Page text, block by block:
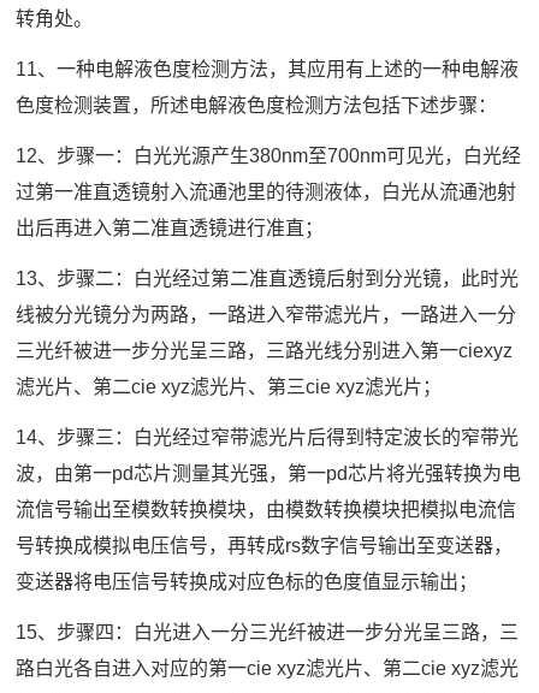
转角处。
11、一种电解液色度检测方法，其应用有上述的一种电解液
色度检测装置，所述电解液色度检测方法包括下述步骤：
12、步骤一：白光光源产生380nm至700nm可见光，白光经
过第一准直透镜射入流通池里的待测液体，白光从流通池射
出后再进入第二准直透镜进行准直；
13、步骤二：白光经过第二准直透镜后射到分光镜，此时光
线被分光镜分为两路，一路进入窄带滤光片，一路进入一分
三光纤被进一步分光呈三路，三路光线分别进入第一ciexyz
滤光片、第二cie xyz滤光片、第三cie xyz滤光片；
14、步骤三：白光经过窄带滤光片后得到特定波长的窄带光
波，由第一pd芯片测量其光强，第一pd芯片将光强转换为电
流信号输出至模数转换模块，由模数转换模块把模拟电流信
号转换成模拟电压信号，再转成rs数字信号输出至变送器，
变送器将电压信号转换成对应色标的色度值显示输出；
15、步骤四：白光进入一分三光纤被进一步分光呈三路，三
路白光各自进入对应的第一cie xyz滤光片、第二cie xyz滤光